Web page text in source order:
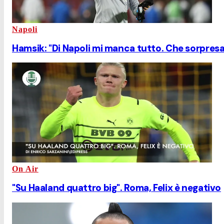
Napoli
Hamsik: "Di Napoli mi manca tutto. Che
On Air
"Su Haaland quattro big". Roma, Felix è negativo